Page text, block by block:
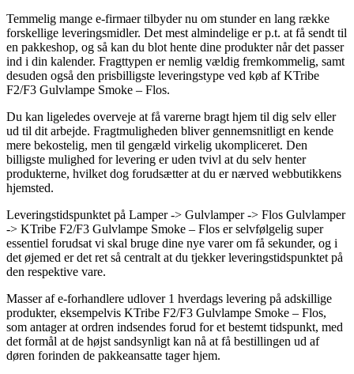
Temmelig mange e-firmaer tilbyder nu om stunder en lang række
forskellige leveringsmidler. Det mest almindelige er p.t. at få sendt til
en pakkeshop, og så kan du blot hente dine produkter når det passer
ind i din kalender. Fragttypen er nemlig vældig fremkommelig, samt
desuden også den prisbilligste leveringstype ved køb af KTribe
F2/F3 Gulvlampe Smoke – Flos.
Du kan ligeledes overveje at få varerne bragt hjem til dig selv eller
ud til dit arbejde. Fragtmuligheden bliver gennemsnitligt en kende
mere bekostelig, men til gengæld virkelig ukompliceret. Den
billigste mulighed for levering er uden tvivl at du selv henter
produkterne, hvilket dog forudsætter at du er nærved webbutikkens
hjemsted.
Leveringstidspunktet på Lamper -> Gulvlamper -> Flos Gulvlamper
-> KTribe F2/F3 Gulvlampe Smoke – Flos er selvfølgelig super
essentiel forudsat vi skal bruge dine nye varer om få sekunder, og i
det øjemed er det ret så centralt at du tjekker leveringstidspunktet på
den respektive vare.
Masser af e-forhandlere udlover 1 hverdags levering på adskillige
produkter, eksempelvis KTribe F2/F3 Gulvlampe Smoke – Flos,
som antager at ordren indsendes forud for et bestemt tidspunkt, med
det formål at de højst sandsynligt kan nå at få bestillingen ud af
døren forinden de pakkeansatte tager hjem.